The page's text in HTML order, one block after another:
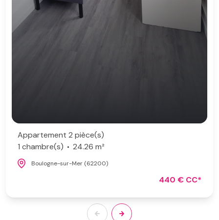
Appartement 2 pièce(s)
1 chambre(s)
24.26 m²
Boulogne-sur-Mer (62200)
440 € CC*